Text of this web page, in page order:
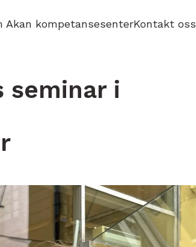
Akan kompetansesenterKontakt oss
seminar i